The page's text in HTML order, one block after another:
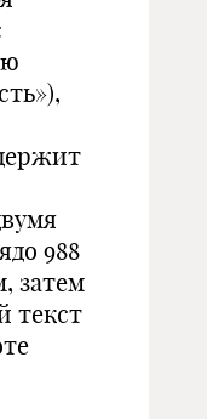
988
затем
текст